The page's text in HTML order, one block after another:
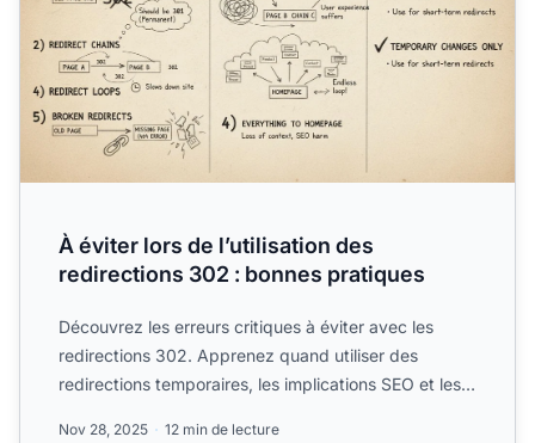
À éviter lors de l’utilisation des
redirections 302 : bonnes pratiques
Découvrez les erreurs critiques à éviter avec les
redirections 302. Apprenez quand utiliser des
redirections temporaires, les implications SEO et les
Nov 28, 2025 12 min de lecture